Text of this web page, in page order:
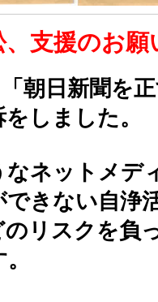
支援のお願
朝日新聞を
しました。
ネットメデ
きない自浄
リスクを負